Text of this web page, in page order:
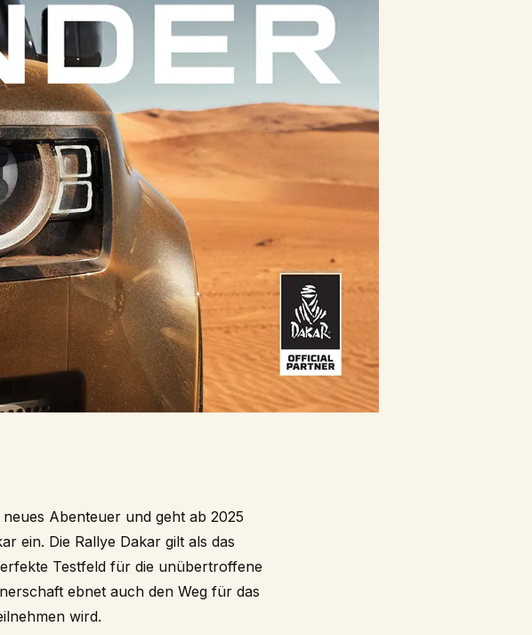
Abenteuer und geht ab 2025
ein. Die Rallye Dakar gilt als das
Testfeld für die unübertroffene
ebnet auch den Weg für das
wird.